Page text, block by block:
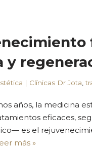
y
| Clínicas Dr Jota ,
años, la medicina
eficaces,
es el
más »